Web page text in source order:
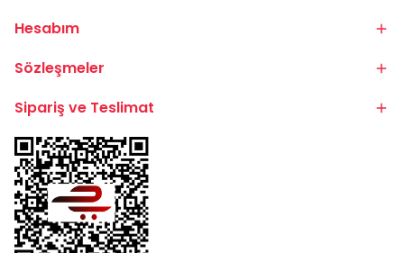
Hesabım
Sözleşmeler
Sipariş ve Teslimat